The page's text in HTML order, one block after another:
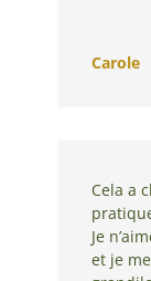
Carole
Cela a
Je
et je